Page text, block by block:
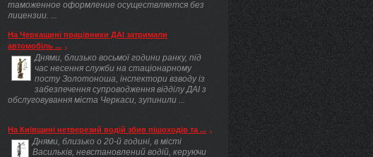
таможенное оформление осуществляется без
лицензии. ...
На Черкащині працівники ДАІ затримали
автомобіль ...
Днями, близько восьмої години ранку, під
час несення служби на стаціонарному
посту Золотоноша, інспектори взводу із
забезпечення супроводження відділу ДАІ з
обслуговування міста Черкаси, зупинили ...
На Київщині нетверезий водій збив пішоходів та ...
Днями, близько о 20-й годині, в місті
Васильків, невстановлений водій, керуючи